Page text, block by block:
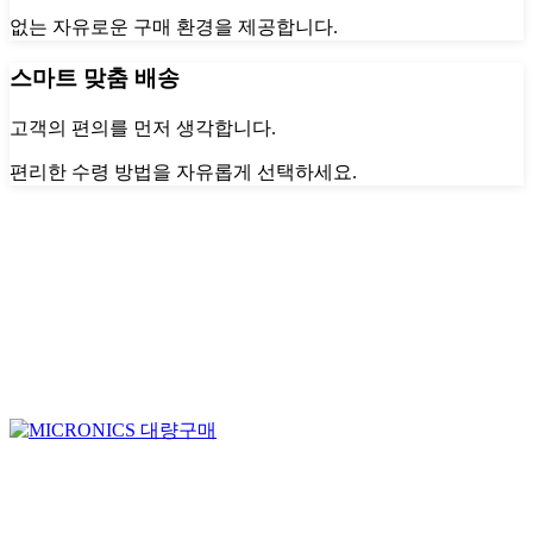
없는 자유로운 구매 환경을 제공합니다.
스마트 맞춤 배송
고객의 편의를 먼저 생각합니다.
편리한 수령 방법을 자유롭게 선택하세요.